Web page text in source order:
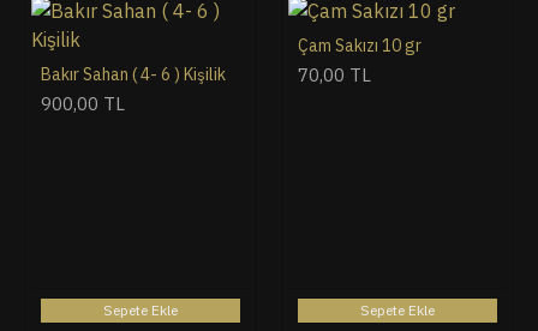
Bakır Sahan ( 4- 6 ) Kişilik
900,00 TL
Sepete Ekle
Çam Sakızı 10 gr
70,00 TL
Sepete Ekle